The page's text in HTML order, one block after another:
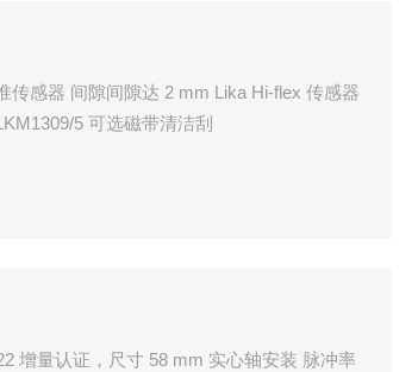
感器 间隙间隙达 2 mm Lika Hi-flex 传感器
5 可选磁带清洁刮
增量认证，尺寸 58 mm 实心轴安装 脉冲率